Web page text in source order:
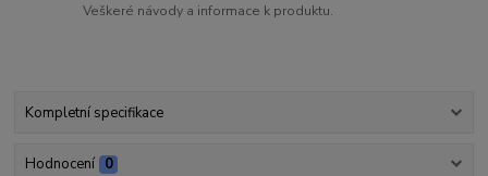
Veškeré návody a informace k produktu.
Kompletní specifikace
Hodnocení 0